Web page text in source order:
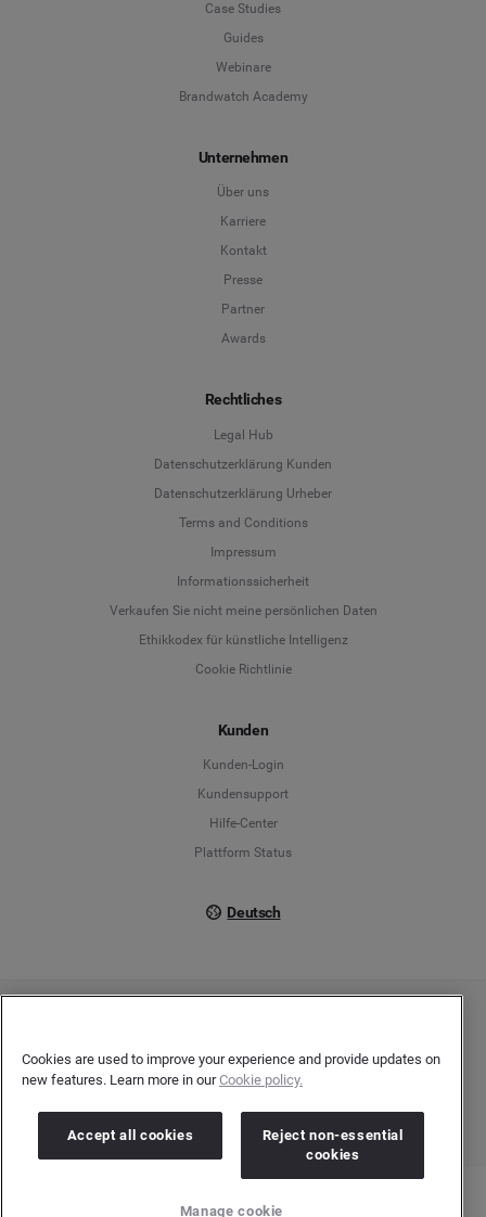
Case Studies
Guides
Webinare
Brandwatch Academy
Unternehmen
Über uns
Karriere
Kontakt
Presse
Partner
Awards
Rechtliches
Legal Hub
Datenschutzerklärung Kunden
Datenschutzerklärung Urheber
Terms and Conditions
Impressum
Informationssicherheit
Verkaufen Sie nicht meine persönlichen Daten
Ethikkodex für künstliche Intelligenz
Cookie Richtlinie
Kunden
Kunden-Login
Kundensupport
Hilfe-Center
Plattform Status
Deutsch
Deutsch
Registergericht: Amtsgericht Frankfurt am Main | Registernummer: HRB 138083 |
Umsatzsteuer-Identifikationsnummer: DE278408482
Cookies are used to improve your experience and provide updates on
new features. Learn more in ourCookie policy.
Accept all cookies
Reject non-essential
cookies
Manage cookie